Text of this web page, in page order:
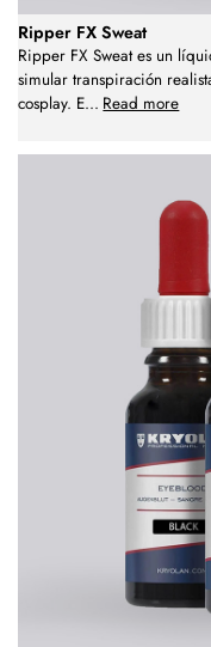
Ripper FX Sweat
Ripper FX Sweat es un
simular transpiración
cosplay. E... Read more